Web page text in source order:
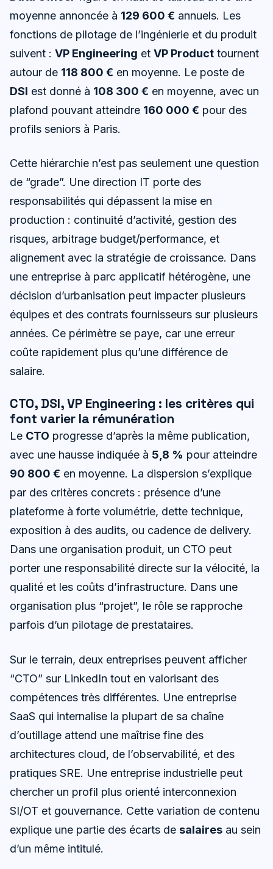
moyenne annoncée à 129 600 € annuels. Les
fonctions de pilotage de l’ingénierie et du produit
suivent : VP Engineering et VP Product tournent
autour de 118 800 € en moyenne. Le poste de
DSI est donné à 108 300 € en moyenne, avec un
plafond pouvant atteindre 160 000 € pour des
profils seniors à Paris.
Cette hiérarchie n’est pas seulement une question
de “grade”. Une direction IT porte des
responsabilités qui dépassent la mise en
production : continuité d’activité, gestion des
risques, arbitrage budget/performance, et
alignement avec la stratégie de croissance. Dans
une entreprise à parc applicatif hétérogène, une
décision d’urbanisation peut impacter plusieurs
équipes et des contrats fournisseurs sur plusieurs
années. Ce périmètre se paye, car une erreur
coûte rapidement plus qu’une différence de
salaire.
CTO, DSI, VP Engineering : les critères qui
font varier la rémunération
Le CTO progresse d’après la même publication,
avec une hausse indiquée à 5,8 % pour atteindre
90 800 € en moyenne. La dispersion s’explique
par des critères concrets : présence d’une
plateforme à forte volumétrie, dette technique,
exposition à des audits, ou cadence de delivery.
Dans une organisation produit, un CTO peut
porter une responsabilité directe sur la vélocité, la
qualité et les coûts d’infrastructure. Dans une
organisation plus “projet”, le rôle se rapproche
parfois d’un pilotage de prestataires.
Sur le terrain, deux entreprises peuvent afficher
“CTO” sur LinkedIn tout en valorisant des
compétences très différentes. Une entreprise
SaaS qui internalise la plupart de sa chaîne
d’outillage attend une maîtrise fine des
architectures cloud, de l’observabilité, et des
pratiques SRE. Une entreprise industrielle peut
chercher un profil plus orienté interconnexion
SI/OT et gouvernance. Cette variation de contenu
explique une partie des écarts de salaires au sein
d’un même intitulé.